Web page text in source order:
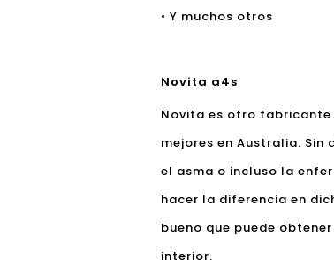
• Y muchos otros
Novita a4s
Novita es otro fabricante
mejores en Australia.
el asma o incluso la
hacer la diferencia en
bueno que puede
interior.